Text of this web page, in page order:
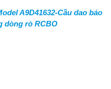
A9D41632-Cầu dao bảo
dòng rò RCBO